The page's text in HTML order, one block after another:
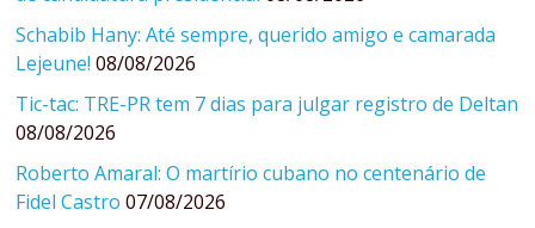
Schabib Hany: Até sempre, querido amigo e camarada
Lejeune! 08/08/2026
Tic-tac: TRE-PR tem 7 dias para julgar registro de Deltan
08/08/2026
Roberto Amaral: O martírio cubano no centenário de
Fidel Castro 07/08/2026